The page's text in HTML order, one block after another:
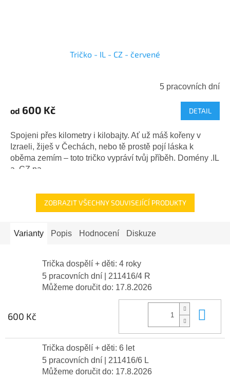
Tričko - IL - CZ - červené
5 pracovních dní
od 600 Kč DETAIL
Spojeni přes kilometry i kilobajty. Ať už máš kořeny v
Izraeli, žiješ v Čechách, nebo tě prostě pojí láska k
oběma zemím – toto tričko vypráví tvůj příběh. Domény .IL
a .CZ na...
ZOBRAZIT VŠECHNY SOUVISEJÍCÍ PRODUKTY
Varianty Popis Hodnocení Diskuze
Trička dospělí + děti: 4 roky
5 pracovních dní
| 211416/4 R
Můžeme doručit do: 17.8.2026
600 Kč
Trička dospělí + děti: 6 let
5 pracovních dní
| 211416/6 L
Můžeme doručit do: 17.8.2026